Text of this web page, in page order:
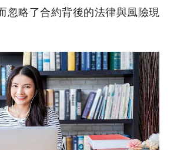
忽略了合約背後的法律與風險現